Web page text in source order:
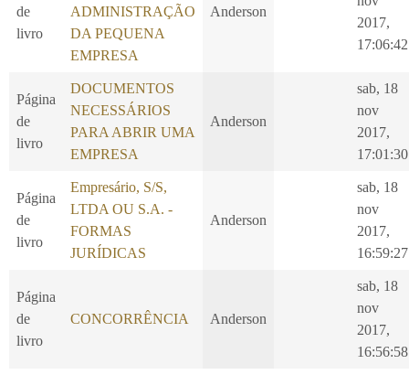
de
livro
ADMINISTRAÇÃO
DA PEQUENA
EMPRESA
Anderson
2017,
17:06:42
Página
de
livro
DOCUMENTOS
NECESSÁRIOS
PARA ABRIR UMA
EMPRESA
Anderson
sab, 18
nov
2017,
17:01:30
Página
de
livro
Empresário, S/S,
LTDA OU S.A. -
FORMAS
JURÍDICAS
Anderson
sab, 18
nov
2017,
16:59:27
Página
de
livro
CONCORRÊNCIA Anderson
sab, 18
nov
2017,
16:56:58